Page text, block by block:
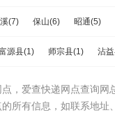
快递(9) 全一快递(9)
快递(1) 佳怡物流(2)
(7) 保山(6) 昭通(5)
源县(1) 师宗县(1) 沾
，爱查快递网点查询网
所有信息，如联系地址